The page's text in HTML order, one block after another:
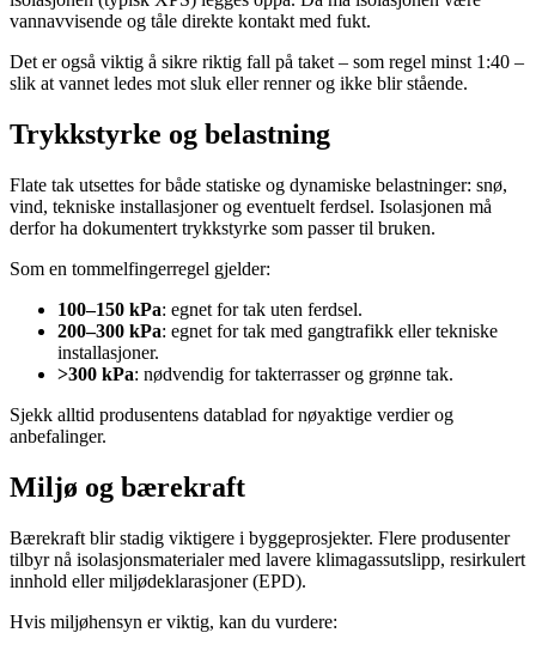
vannavvisende og tåle direkte kontakt med fukt.
Det er også viktig å sikre riktig fall på taket – som regel minst 1:40 –
slik at vannet ledes mot sluk eller renner og ikke blir stående.
Trykkstyrke og belastning
Flate tak utsettes for både statiske og dynamiske belastninger: snø,
vind, tekniske installasjoner og eventuelt ferdsel. Isolasjonen må
derfor ha dokumentert trykkstyrke som passer til bruken.
Som en tommelfingerregel gjelder:
100–150 kPa: egnet for tak uten ferdsel.
200–300 kPa: egnet for tak med gangtrafikk eller tekniske
installasjoner.
>300 kPa: nødvendig for takterrasser og grønne tak.
Sjekk alltid produsentens datablad for nøyaktige verdier og
anbefalinger.
Miljø og bærekraft
Bærekraft blir stadig viktigere i byggeprosjekter. Flere produsenter
tilbyr nå isolasjonsmaterialer med lavere klimagassutslipp, resirkulert
innhold eller miljødeklarasjoner (EPD).
Hvis miljøhensyn er viktig, kan du vurdere: